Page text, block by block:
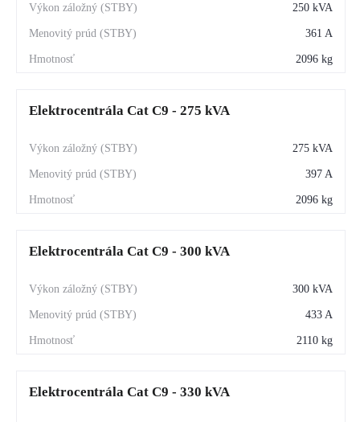
250 kVA
361 A
2096 kg
Elektrocentrála Cat C9 - 275 kVA
275 kVA
397 A
2096 kg
Elektrocentrála Cat C9 - 300 kVA
300 kVA
433 A
2110 kg
Elektrocentrála Cat C9 - 330 kVA